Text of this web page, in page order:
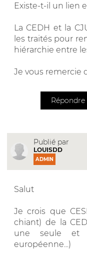
Existe-t-il un lien
La CEDH et la
les traités pour
hiérarchie entre
Je vous remercie
Répondre
Publié par
LOUISDD
ADMIN
Salut
Je crois que
chiant) de la
une seule et
européenne...)